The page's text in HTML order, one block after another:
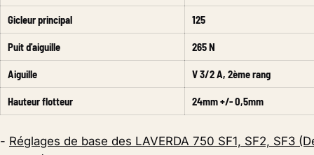
Gicleur principal 125
Puit d'aiguille 265 N
Aiguille V 3/2 A, 2ème rang
Hauteur flotteur 24mm +/- 0,5mm
- Réglages de base des LAVERDA 750 SF1, SF2, SF3